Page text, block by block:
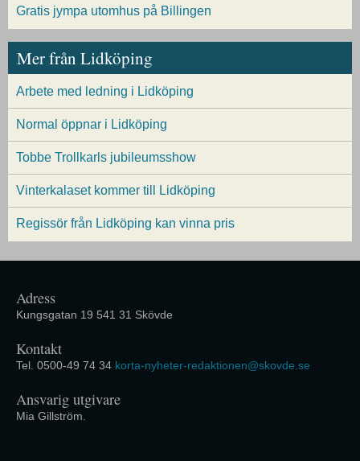
Gratis jympa utomhus på Billingen
Mer från Lidköping
Arbete med ledning i Lidköping
Normal öppnar i Lidköping
Tobbe Trollkarls jubileumsshow
Vinterkalaset kommer till Lidköping
Regissör från Lidköping kan vinna pris
Adress
Kungsgatan 19 541 31 Skövde
Kontakt
Tel. 0500-49 74 34 korta-nyheter-redaktionen@skovde.se
Ansvarig utgivare
Mia Gillström.